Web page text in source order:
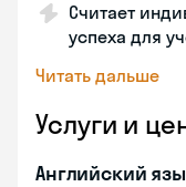
Считает
успеха для
Читать дальше
Услуги и
Английский